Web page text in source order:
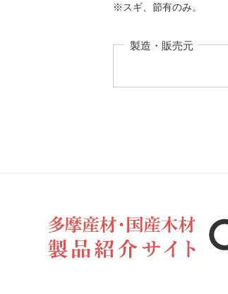
※スギ、節有のみ。
製造・販売元